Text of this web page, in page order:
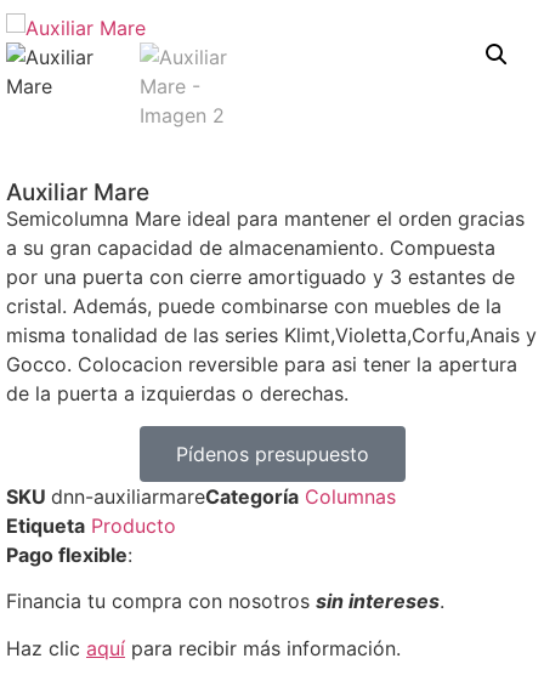
Auxiliar Mare
Semicolumna Mare ideal para mantener el orden gracias
a su gran capacidad de almacenamiento. Compuesta
por una puerta con cierre amortiguado y 3 estantes de
cristal. Además, puede combinarse con muebles de la
misma tonalidad de las series Klimt,Violetta,Corfu,Anais y
Gocco. Colocacion reversible para asi tener la apertura
de la puerta a izquierdas o derechas.
Pídenos presupuesto
SKU dnn-auxiliarmareCategoría Columnas
Etiqueta Producto
Pago flexible:
Financia tu compra con nosotros sin intereses.
Haz clic aquí para recibir más información.